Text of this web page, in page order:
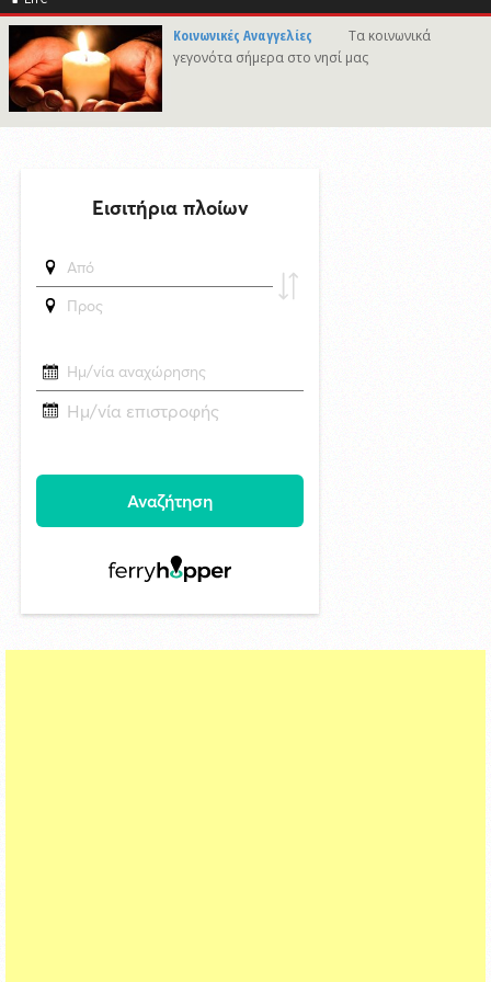
δημοσιεύθηκε 9 ώρες πριν
Πέθανε στα 74 του χρόνια ο σπουδαίος ηθοποιός Νίκος
Καλογερόπουλος
8/8/2026 20:05
Μοτζτάμπα Χαμενεΐ: Νέο βίντεο ενώ φουντώνουν οι φήμες για το αν
βρίσκεται στη ζωή
Σπουδαίες εμφανίσεις για τον Όμιλο Αντισφαίρισης Σύρου στο
Πανελλήνιο Πρωτάθλημα!
Κοινωνικές Αναγγελίες
Τα κοινωνικά
γεγονότα σήμερα στο νησί μας